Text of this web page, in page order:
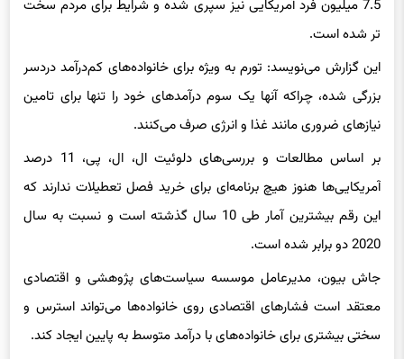
تر شده است.
این گزارش می‌نویسد: تورم به ویژه برای خانواده‌های کم‌درآمد دردسر
بزرگی شده، چراکه آنها یک سوم درآمدهای خود را تنها برای تامین
نیازهای ضروری مانند غذا و انرژی صرف می‌کنند.
بر اساس مطالعات و بررسی‌های دلوئیتال،
آمریکایی‌ها هنوز هیچ برنامه‌ای برای خرید فصل تعطیلات ندارند که
این رقم بیشترین آمار طی 10 سال گذشته است و نسبت به سال
2020 دو برابر شده است.
جاش بیون، مدیرعامل موسسه سیاست‌های پژوهشی و اقتصادی
معتقد است فشارهای اقتصادی روی خانواده‌ها می‌تواند استرس و
سختی بیشتری برای خانواده‌های با درآمد متوسط به پایین ایجاد کند.
بر اساس نظرسنجی که توسط شرکتامریکن برودکستینگ و